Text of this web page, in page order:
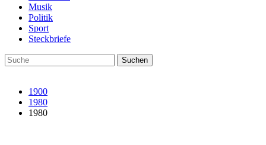
Musik
Politik
Sport
Steckbriefe
1900
1980
1980